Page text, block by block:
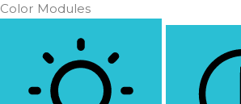
Color Modules